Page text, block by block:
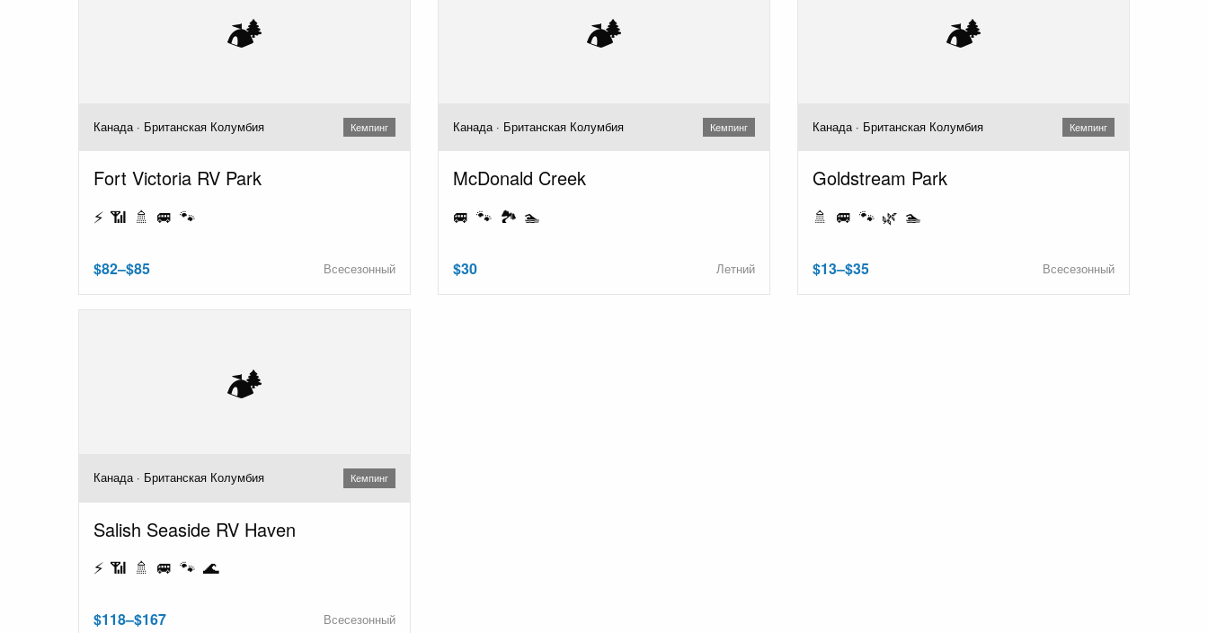
🏕️
Канада · Британская Колумбия Кемпинг
Fort Victoria RV Park
⚡ 📶 🚿 🚐 🐾
$82–$85 Всесезонный
🏕️
Канада · Британская Колумбия Кемпинг
McDonald Creek
🚐 🐾 🏞️ 🏊
$30 Летний
🏕️
Канада · Британская Колумбия Кемпинг
Goldstream Park
🚿 🚐 🐾 🌿 🏊
$13–$35 Всесезонный
🏕️
Канада · Британская Колумбия Кемпинг
Salish Seaside RV Haven
⚡ 📶 🚿 🚐 🐾 🌊
$118–$167 Всесезонный